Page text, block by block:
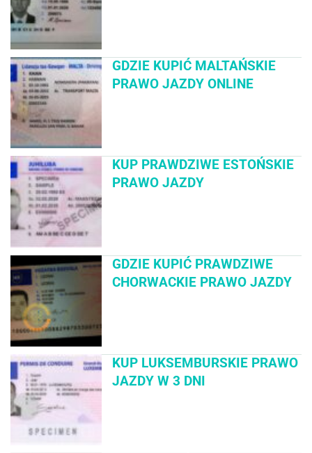
GDZIE KUPIĆ MALTAŃSKIE
PRAWO JAZDY ONLINE
KUP PRAWDZIWE ESTOŃSKIE
PRAWO JAZDY
GDZIE KUPIĆ PRAWDZIWE
CHORWACKIE PRAWO JAZDY
KUP LUKSEMBURSKIE PRAWO
JAZDY W 3 DNI